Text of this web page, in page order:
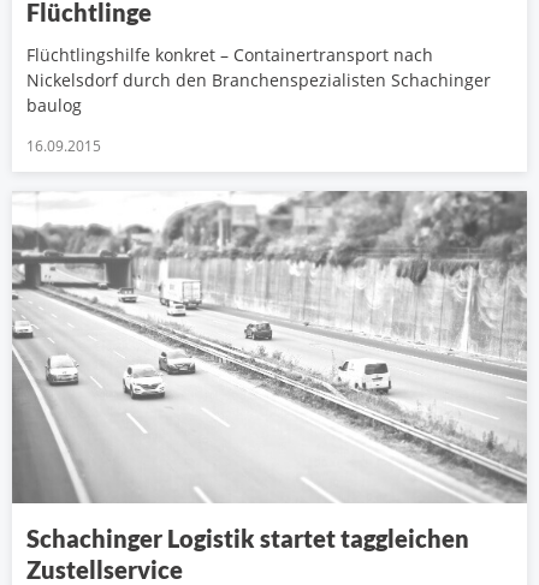
Flüchtlinge
Flüchtlingshilfe konkret – Containertransport nach
Nickelsdorf durch den Branchenspezialisten Schachinger
baulog
16.09.2015
Schachinger Logistik startet taggleichen
Zustellservice